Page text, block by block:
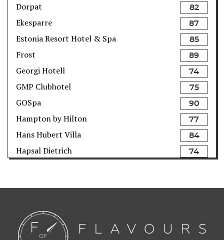
Dorpat 82
Ekesparre 87
Estonia Resort Hotel & Spa 85
Frost 89
Georgi Hotell 74
GMP Clubhotel 75
GOSpa 90
Hampton by Hilton 77
Hans Hubert Villa 84
Hapsal Dietrich 74
Hilton Park
Hotell Metsis 74